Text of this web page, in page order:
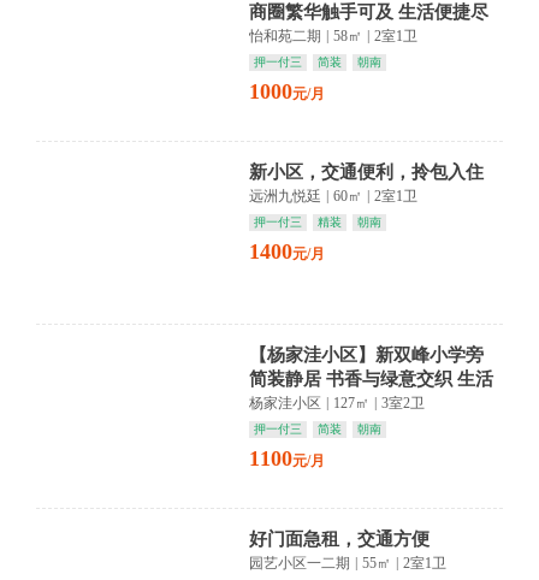
商圈繁华触手可及 生活便捷尽
在掌握
怡和苑二期 58㎡ 2室1卫
押一付三 简装 朝南
1000元/月
新小区，交通便利，拎包入住
远洲九悦廷 | 60㎡ | 2室1卫
押一付三 精装 朝南
1400元/月
【杨家洼小区】新双峰小学旁
简装静居 书香与绿意交织 生活
悠然自得
杨家洼小区 127㎡ 3室2卫
押一付三 简装 朝南
1100元/月
好门面急租，交通方便
园艺小区一二期 | 55㎡ | 2室1卫